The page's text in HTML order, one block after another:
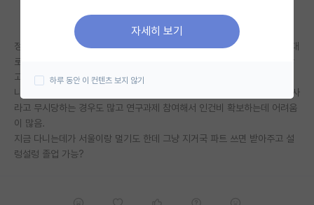
미국 대학원 합격 후기 게시판
대학원생 모집 게시판
연구실(PI) 홍보 게시판
석박사 채용 정보 게시판
임용 정보 게시판
정출연 기술직인데 기술직에 PBS를 시행하는 미친곳이라 기술직 일은 일대
로 하고 연구과제 참여도 해야함 (물론 연구직만큼 연구성과를 요구하진 않
고 허드렛일 위주로 시키지만)
나름 학사 학부나 머리는 연구직에 비해 뒤쳐지지 않는다고 자부하는데 학사
라고 무시당하는 경우도 많고 연구과제 참여해서 인건비 확보하는데 어려움
이 많음.
지금 다니는데가 서울이랑 멀기도 한데 그냥 지거국 파트 쓰면 받아주고 설
렁설렁 졸업 가능?
자세히 보기
하루 동안 이 컨텐츠 보지 않기